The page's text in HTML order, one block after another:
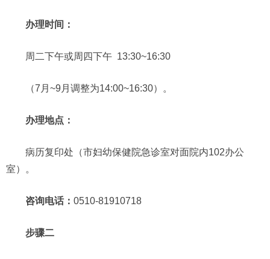
办理时间：
周二下午或周四下午 13:30~16:30
（7月~9月调整为14:00~16:30）。
办理地点：
病历复印处（市妇幼保健院急诊室对面院内102办公
室）。
咨询电话： 0510-81910718
步骤二